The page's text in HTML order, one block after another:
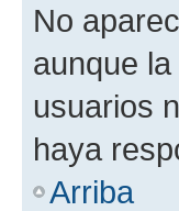
No
aunque
usuarios
haya
Arriba